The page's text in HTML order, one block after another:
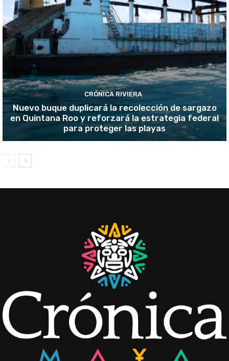
CRÓNICA RIVIERA
Nuevo buque duplicará la recolección de sargazo
en Quintana Roo y reforzará la estrategia federal
para proteger las playas